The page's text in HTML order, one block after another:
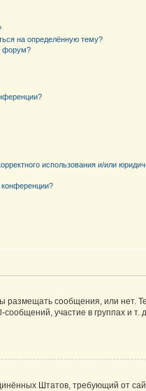
на определённую тему?
форум?
использования и/или
конференции?
размещать сообщения, или нет.
участие в группах и т.
Штатов, требующий от